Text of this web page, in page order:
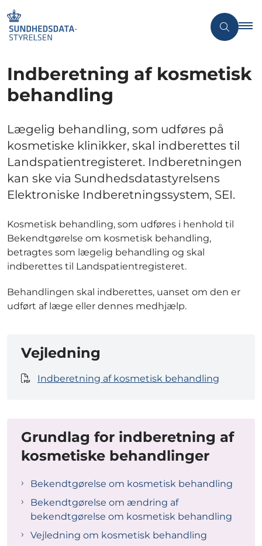
Indberetning af kosmetisk
behandling
Lægelig behandling, som udføres på
kosmetiske klinikker, skal indberettes til
Landspatientregisteret. Indberetningen
kan ske via Sundhedsdatastyrelsens
Elektroniske Indberetningssystem, SEI.
Kosmetisk behandling, som udføres i henhold til
Bekendtgørelse om kosmetisk behandling,
betragtes som lægelig behandling og skal
indberettes til Landspatientregisteret.
Behandlingen skal indberettes, uanset om den er
udført af læge eller dennes medhjælp.
Vejledning
Indberetning af kosmetisk behandling
Grundlag for indberetning af
kosmetiske behandlinger
Bekendtgørelse om kosmetisk behandling
Bekendtgørelse om ændring af
bekendtgørelse om kosmetisk behandling
Vejledning om kosmetisk behandling